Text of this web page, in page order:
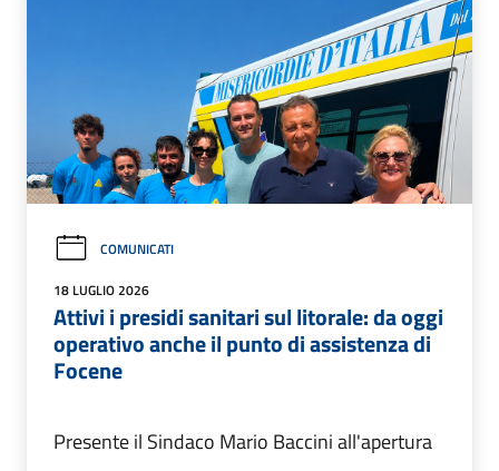
COMUNICATI
18 LUGLIO 2026
Attivi i presidi sanitari sul litorale: da oggi
operativo anche il punto di assistenza di
Focene
Presente il Sindaco Mario Baccini all'apertura